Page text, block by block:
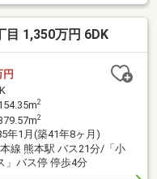
目 1,350万円 6DK
円
2
2
年1月(築41年8ヶ月)
線 熊本駅 バス21分/「小
」バス停 停歩4分